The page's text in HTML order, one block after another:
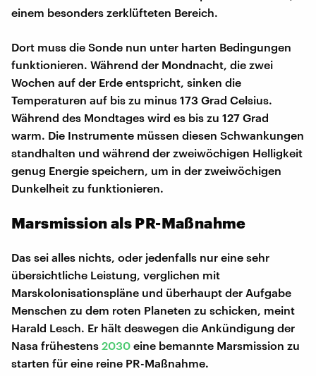
einem besonders zerklüfteten Bereich.
Dort muss die Sonde nun unter harten Bedingungen
funktionieren. Während der Mondnacht, die zwei
Wochen auf der Erde entspricht, sinken die
Temperaturen auf bis zu minus 173 Grad Celsius.
Während des Mondtages wird es bis zu 127 Grad
warm. Die Instrumente müssen diesen Schwankungen
standhalten und während der zweiwöchigen Helligkeit
genug Energie speichern, um in der zweiwöchigen
Dunkelheit zu funktionieren.
Marsmission als PR-Maßnahme
Das sei alles nichts, oder jedenfalls nur eine sehr
übersichtliche Leistung, verglichen mit
Marskolonisationspläne und überhaupt der Aufgabe
Menschen zu dem roten Planeten zu schicken, meint
Harald Lesch. Er hält deswegen die Ankündigung der
Nasa frühestens 2030 eine bemannte Marsmission zu
starten für eine reine PR-Maßnahme.